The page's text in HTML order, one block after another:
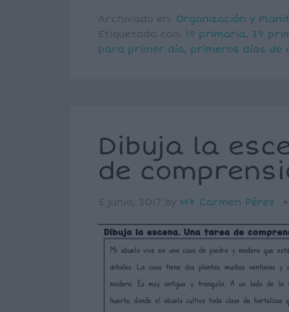
Archivado en: Organización y
Etiquetado con: 1º primaria, 2º
para primer día, primeros días de
Dibuja la
de
5 junio, 2017 by Mª Carmen Pérez